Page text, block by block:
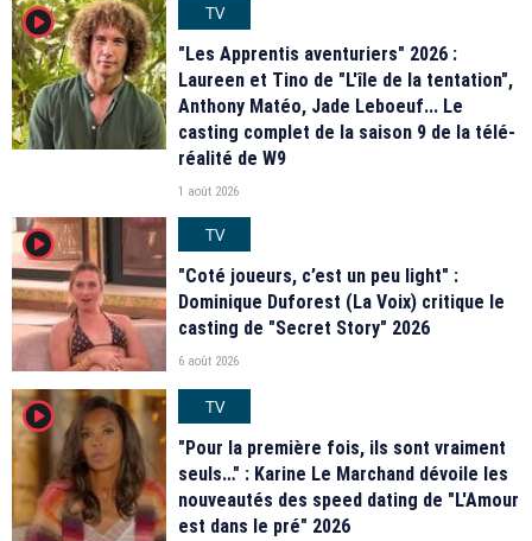
player2
TV
"Les Apprentis aventuriers" 2026 :
Laureen et Tino de "L'île de la tentation",
Anthony Matéo, Jade Leboeuf... Le
casting complet de la saison 9 de la télé-
réalité de W9
1 août 2026
player2
TV
"Coté joueurs, c’est un peu light" :
Dominique Duforest (La Voix) critique le
casting de "Secret Story" 2026
6 août 2026
player2
TV
"Pour la première fois, ils sont vraiment
seuls…" : Karine Le Marchand dévoile les
nouveautés des speed dating de "L'Amour
est dans le pré" 2026